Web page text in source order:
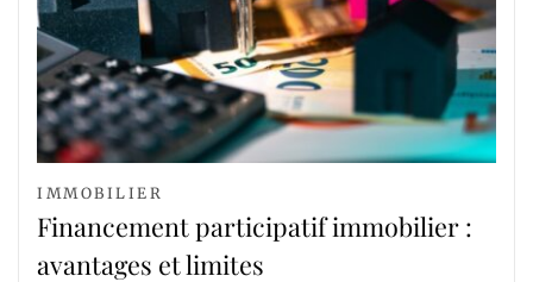
IMMOBILIER
Financement participatif immobilier :
avantages et limites